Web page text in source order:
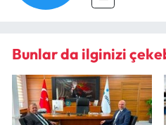
Bunlar da ilginizi